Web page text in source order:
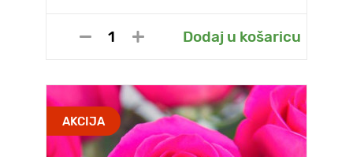
Dodaj u košaricu
AKCIJA